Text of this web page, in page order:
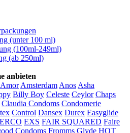
(unter 100 ml)
(100ml-249ml)
(ab 250ml)
anbieten
Amor Amsterdam Anos Asha
Billy Boy Celeste Ceylor Chaps
Claudia Condoms Condomerie
Control Dansex Durex Easyglide
ERCO EXS FAIR SQUARED Faire
Condoms Fromms Glyde HOT